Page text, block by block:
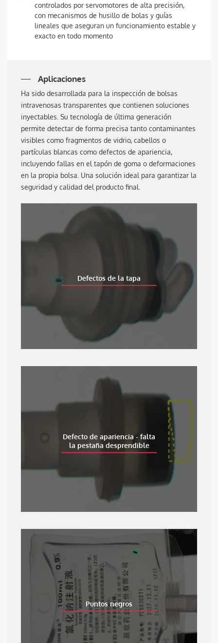
controlados por servomotores de alta precisión,
con mecanismos de husillo de bolas y guías
lineales que aseguran un funcionamiento estable y
exacto en todo momento
Aplicaciones
Ha sido desarrollada para la inspección de bolsas
intravenosas transparentes que contienen soluciones
inyectables. Su tecnología de última generación
permite detectar de forma precisa tanto contaminantes
visibles como fragmentos de vidrio, cabellos o
partículas blancas como defectos de apariencia,
incluyendo fallas en el tapón de goma o deformaciones
en la propia bolsa. Una solución ideal para garantizar la
seguridad y calidad del producto final.
Defectos de la tapa
Defecto de apariencia - falta
la pestaña desprendible
Puntos negros